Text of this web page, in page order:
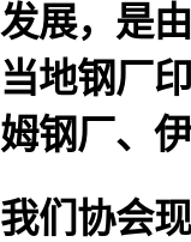
发展，是
当地钢厂
姆钢厂、
我们协会